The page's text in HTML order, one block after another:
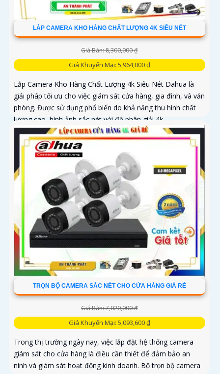
LẮP CAMERA KHO HÀNG CHẤT LƯỢNG 4K SIÊU NÉT
Giá Bán: 8,300,000 ₫
Giá Khuyến Mại: 5,964,000 ₫
Lắp Camera Kho Hàng Chất Lượng 4k Siêu Nét Dahua là
giải pháp tối ưu cho việc giám sát cửa hàng, gia đình, và văn
phòng. Được sử dụng phổ biến do khả năng thu hình chất
lượng cao, hình ảnh sắc nét với độ phân giải 4k
TRỌN BỘ CAMERA SẮC NÉT CHO CỬA HÀNG GIÁ RẺ
Giá Bán: 7,020,000 ₫
Giá Khuyến Mại: 5,093,600 ₫
Trong thị trường ngày nay, việc lắp đặt hệ thống camera
giám sát cho cửa hàng là điều cần thiết để đảm bảo an
ninh và giám sát hoạt động kinh doanh. Bộ trọn bộ camera